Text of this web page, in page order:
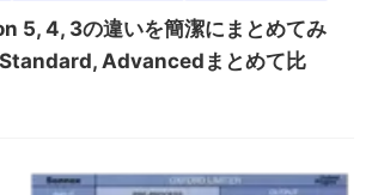
5, 4, 3の違いを簡潔にまとめてみ
Advancedまとめて比